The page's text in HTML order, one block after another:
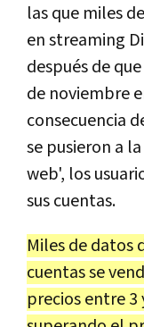
las que miles
en streaming
después de
de noviembre
consecuencia
se pusieron a
web', los
sus cuentas.
Miles de datos
cuentas se
precios entre 3